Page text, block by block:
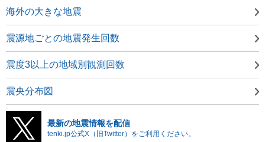
海外の大きな地震
震源地ごとの地震発生回数
震度3以上の地域別観測回数
震央分布図
最新の地震情報を配信
tenki.jp公式X（旧Twitter）をご利用ください。